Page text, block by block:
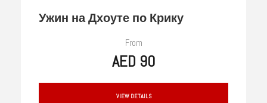
Ужин на Дхоуте по Крику
From
AED 90
VIEW DETAILS